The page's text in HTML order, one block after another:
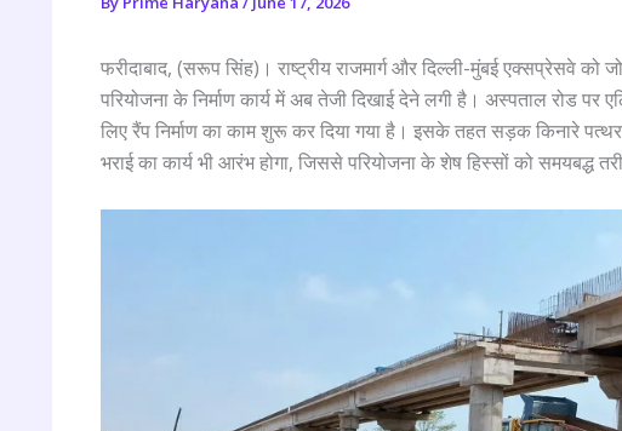
फरीदाबाद, (सरूप सिंह)। राष्ट्रीय राजमार्ग और दिल्ली-मुंबई एक्सप्रेसवे को
परियोजना के निर्माण कार्य में अब तेजी दिखाई देने लगी है। अस्पताल रोड पर
लिए रैंप निर्माण का काम शुरू कर दिया गया है। इसके तहत सड़क किनारे
भराई का कार्य भी आरंभ होगा, जिससे परियोजना के शेष हिस्सों को समयबद्ध